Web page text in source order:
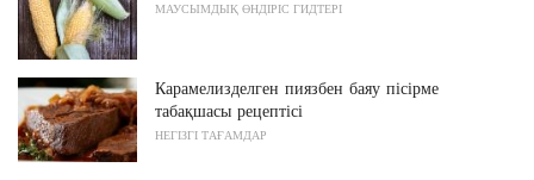
МАУСЫМДЫҚ ӨНДІРІС ГИДТЕРІ
Карамелизделген пиязбен баяу пісірме
табақшасы рецептісі
НЕГІЗГІ ТАҒАМДАР